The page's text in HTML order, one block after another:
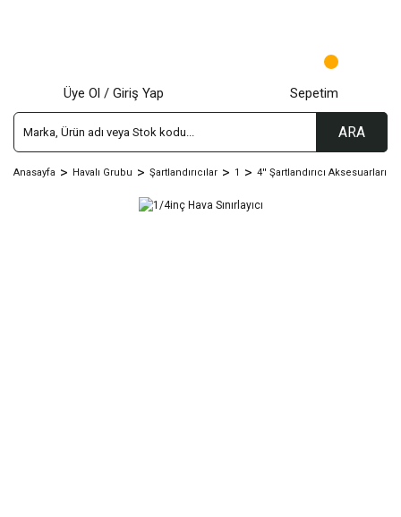
ARA
Üye Ol / Giriş Yap Sepetim
Anasayfa Havalı Grubu Şartlandırıcılar 1 4'' Şartlandırıcı Aksesuarları